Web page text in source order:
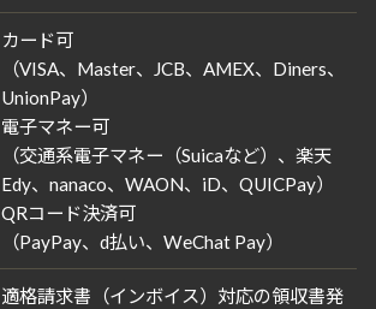
カード可
（VISA、Master、JCB、AMEX、Diners、
UnionPay）
電子マネー可
（交通系電子マネー（Suicaなど）、楽天
Edy、nanaco、WAON、iD、QUICPay）
QRコード決済可
（PayPay、d払い、WeChat Pay）
適格請求書（インボイス）対応の領収書発